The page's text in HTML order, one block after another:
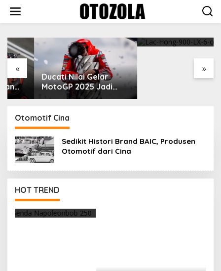
content
« »
Ducati Nilai Gelar
MotoGP 2025 Jadi
Cara Marc Marquez
VinFast Perkenalkan
dengan Fitur Anti
Peluru
Otomotif Cina
Sedikit Histori Brand BAIC, Produsen
Otomotif dari Cina
HOT TREND
Overheat